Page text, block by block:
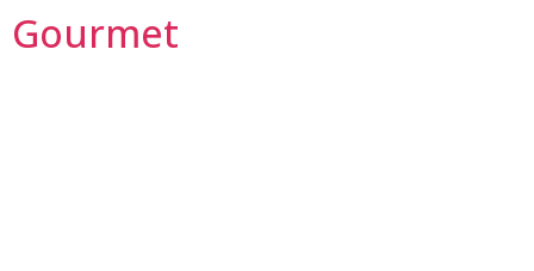
Gourmet